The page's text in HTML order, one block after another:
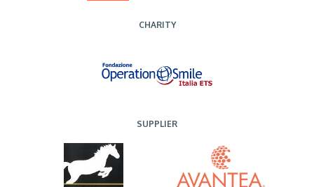
CHARITY
SUPPLIER